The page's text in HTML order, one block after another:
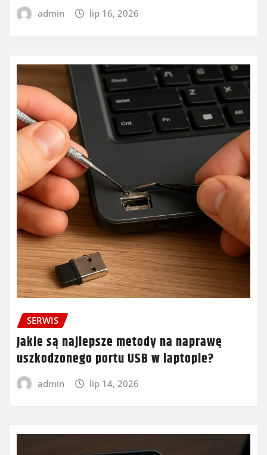
admin lip 16, 2026
SERWIS
Jakie są najlepsze metody na naprawę
uszkodzonego portu USB w laptopie?
admin lip 14, 2026